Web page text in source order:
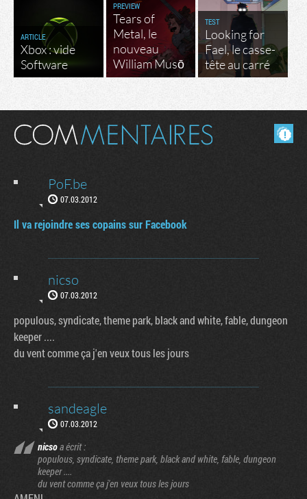
ARTICLE
Xbox : vide
Software
PREVIEW
Tears of
Metal, le
nouveau
William Musō
TEST
Looking for
Fael, le casse-
tête au carré
Masquer les commentaires lus.
PoF.be
07.03.2012
Il va rejoindre ses copains sur Facebook
nicso
07.03.2012
populous, syndicate, theme park, black and white, fable, dungeon
keeper ....
du vent comme ça j'en veux tous les jours
sandeagle
07.03.2012
nicsoa écrit :
populous, syndicate, theme park, black and white, fable, dungeon
keeper ....
du vent comme ça j'en veux tous les jours